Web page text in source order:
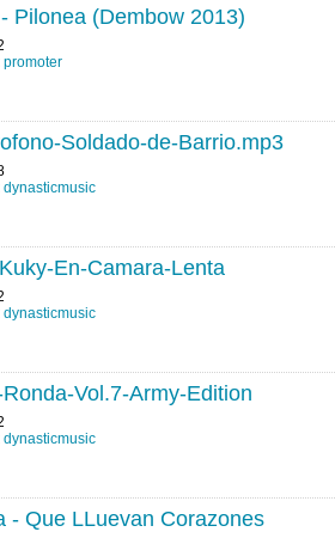
Pilonea (Dembow 2013)
promoter
Soldado-de-Barrio.mp3
dynasticmusic
En-Camara-Lenta
dynasticmusic
Vol.7-Army-Edition
dynasticmusic
- Que LLuevan Corazones